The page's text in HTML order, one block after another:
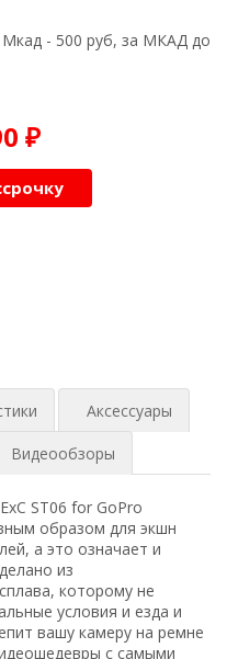
Мкад - 500 руб, за МКАД до
₽
Аксессуары
Видеообзоры
ST06 for GoPro
образом для экшн
а это означает и
из
которому не
условия и езда и
вашу камеру на ремне
с самыми